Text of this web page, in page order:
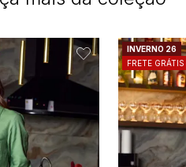
FRETE GRÁTIS
INVERNO 26